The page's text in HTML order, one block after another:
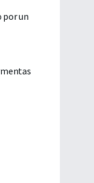
por un